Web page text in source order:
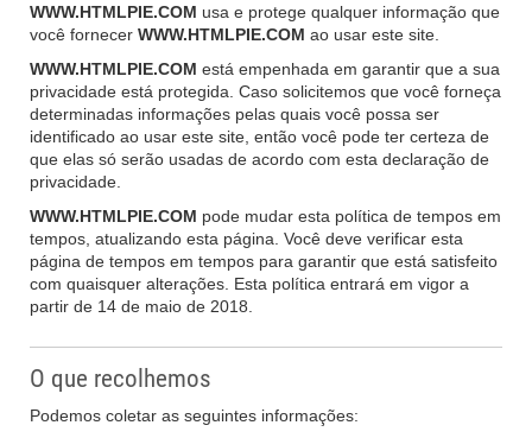
WWW.HTMLPIE.COM usa e protege qualquer informação que
você fornecer WWW.HTMLPIE.COM ao usar este site.
WWW.HTMLPIE.COM está empenhada em garantir que a sua
privacidade está protegida. Caso solicitemos que você forneça
determinadas informações pelas quais você possa ser
identificado ao usar este site, então você pode ter certeza de
que elas só serão usadas de acordo com esta declaração de
privacidade.
WWW.HTMLPIE.COM pode mudar esta política de tempos em
tempos, atualizando esta página. Você deve verificar esta
página de tempos em tempos para garantir que está satisfeito
com quaisquer alterações. Esta política entrará em vigor a
partir de 14 de maio de 2018.
O que recolhemos
Podemos coletar as seguintes informações: